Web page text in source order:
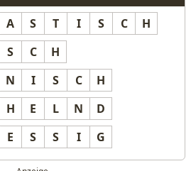
A S T I S C H
S C H
N I S C H
H E L N D
E S S I G